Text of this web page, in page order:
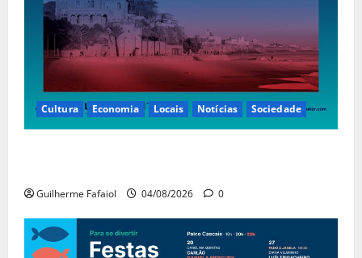
Cultura Economia Locais Notícias Sociedade
Guilherme Fafaiol 04/08/2026 0